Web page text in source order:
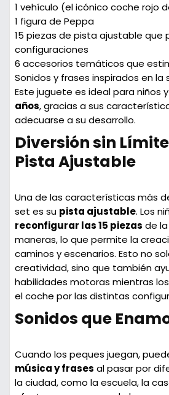
1 vehículo (el icónico coche rojo
1 figurade Peppa
15 piezas de pistaajustable que
configuraciones
6 accesorios temáticos que
Sonidos y frases inspirados en la
Este juguete es ideal para niños
años, gracias a sus
adecuarse a su desarrollo.
Diversión sin
Pista Ajustable
Una de las características más
set es su pista ajustable. Los
reconfigurar las 15 piezas de
maneras, lo que permite la
caminos y escenarios. Esto no
creatividad, sino que también
habilidades motoras mientras
el coche por las distintas
Sonidos que
Cuando los peques juegan,
música y frases al pasar por
la ciudad, como la escuela, la